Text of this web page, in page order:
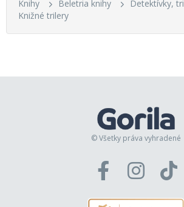
Knihy Beletria knihy
Detektívky,
Knižné trilery
© Všetky práva vyhradené